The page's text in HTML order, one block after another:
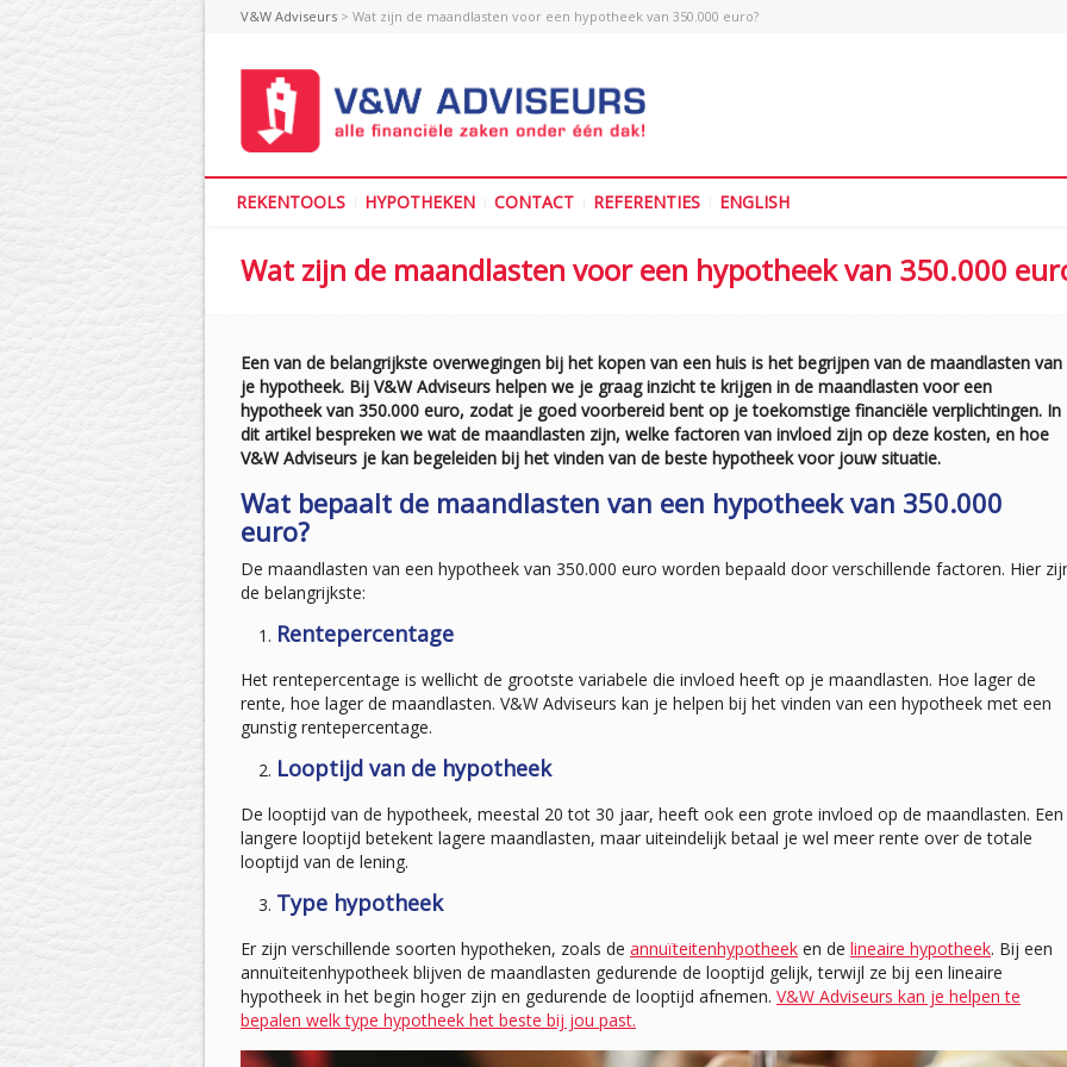
V&W Adviseurs > Wat zijn de maandlasten voor een hypotheek van 350.000 euro?
REKENTOOLS HYPOTHEKEN CONTACT REFERENTIES ENGLISH
Wat zijn de maandlasten voor een hypotheek van 350.000
Een van de belangrijkste overwegingen bij het kopen van een huis is het begrijpen van de maandlasten van
je hypotheek. Bij V&W Adviseurs helpen we je graag inzicht te krijgen in de maandlasten voor een
hypotheek van 350.000 euro, zodat je goed voorbereid bent op je toekomstige financiële verplichtingen. In
dit artikel bespreken we wat de maandlasten zijn, welke factoren van invloed zijn op deze kosten, en hoe
V&W Adviseurs je kan begeleiden bij het vinden van de beste hypotheek voor jouw situatie.
Wat bepaalt de maandlasten van een hypotheek van 350.000
euro?
De maandlasten van een hypotheek van 350.000 euro worden bepaald door verschillende factoren. Hier
de belangrijkste:
Rentepercentage
Het rentepercentage is wellicht de grootste variabele die invloed heeft op je maandlasten. Hoe lager de
rente, hoe lager de maandlasten. V&W Adviseurs kan je helpen bij het vinden van een hypotheek met een
gunstig rentepercentage.
Looptijd van de hypotheek
De looptijd van de hypotheek, meestal 20 tot 30 jaar, heeft ook een grote invloed op de maandlasten. Een
langere looptijd betekent lagere maandlasten, maar uiteindelijk betaal je wel meer rente over de totale
looptijd van de lening.
Type hypotheek
Er zijn verschillende soorten hypotheken, zoals de annuïteitenhypotheek en de lineaire hypotheek. Bij een
annuïteitenhypotheek blijven de maandlasten gedurende de looptijd gelijk, terwijl ze bij een lineaire
hypotheek in het begin hoger zijn en gedurende de looptijd afnemen. V&W Adviseurs kan je helpen te
bepalen welk type hypotheek het beste bij jou past.